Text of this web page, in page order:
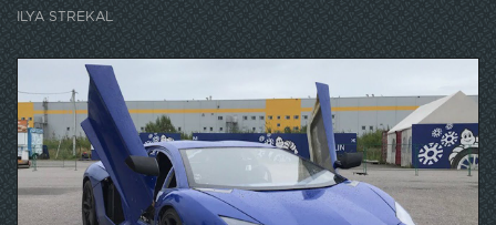
ILYA STREKAL